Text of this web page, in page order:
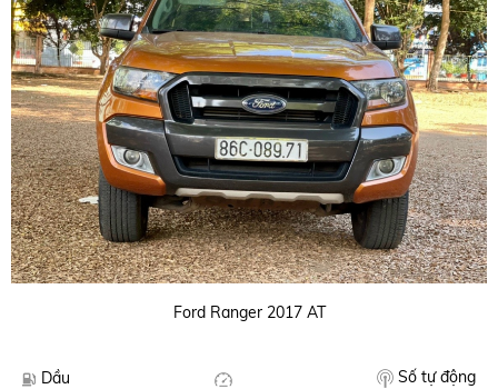
Ford Ranger 2017 AT
Dầu Số tự động